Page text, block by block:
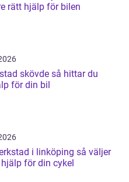
rätt hjälp för bilen
så hittar du
för din bil
i linköping så väljer
för din cykel